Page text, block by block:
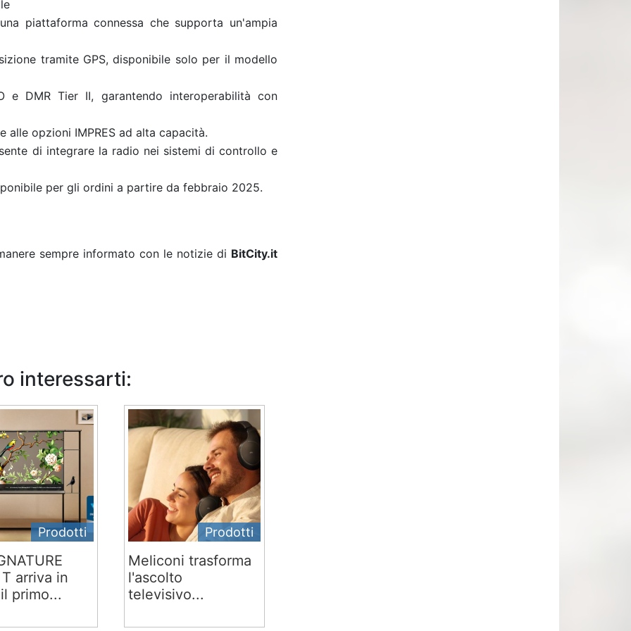
piattaforma connessa che supporta un'ampia
tramite GPS, disponibile solo per il modello
e DMR Tier II, garantendo interoperabilità con
opzioni IMPRES ad alta capacità.
di integrare la radio nei sistemi di controllo e
per gli ordini a partire da febbraio 2025.
sempre informato con le notizie di BitCity.it
interessarti:
Prodotti
T arriva in
primo...
Prodotti
Meliconi trasforma
l'ascolto
televisivo...